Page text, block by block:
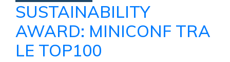
SUSTAINABILITY
AWARD: MINICONF TRA
LE TOP100